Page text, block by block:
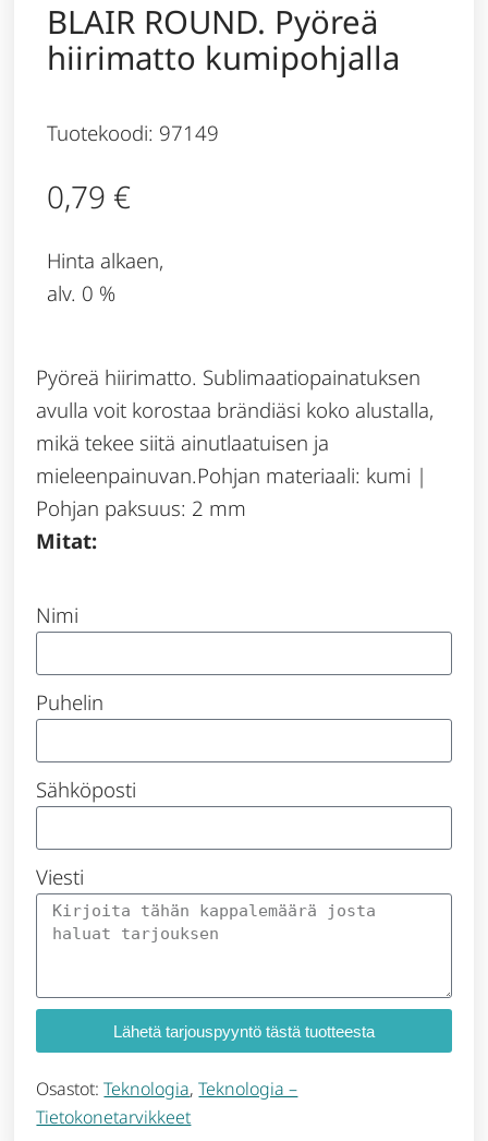
BLAIR ROUND. Pyöreä
hiirimatto kumipohjalla
Tuotekoodi: 97149
0,79 €
Hinta alkaen,
alv. 0 %
Pyöreä hiirimatto. Sublimaatiopainatuksen
avulla voit korostaa brändiäsi koko alustalla,
mikä tekee siitä ainutlaatuisen ja
mieleenpainuvan.Pohjan materiaali: kumi |
Pohjan paksuus: 2 mm
Mitat:
Nimi
Puhelin
Sähköposti
Viesti
Lähetä tarjouspyyntö tästä tuotteesta
Osastot:Teknologia,Teknologia –
Tietokonetarvikkeet